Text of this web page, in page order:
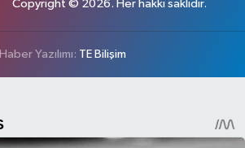
Copyright © 2026. Her hakkı saklıdır.
Haber Yazılımı: TE Bilişim